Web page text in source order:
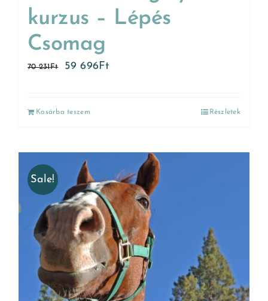
kurzus – Lépés
Csomag
70 231Ft 59 696Ft
Kosárba teszem Részletek
Sale!